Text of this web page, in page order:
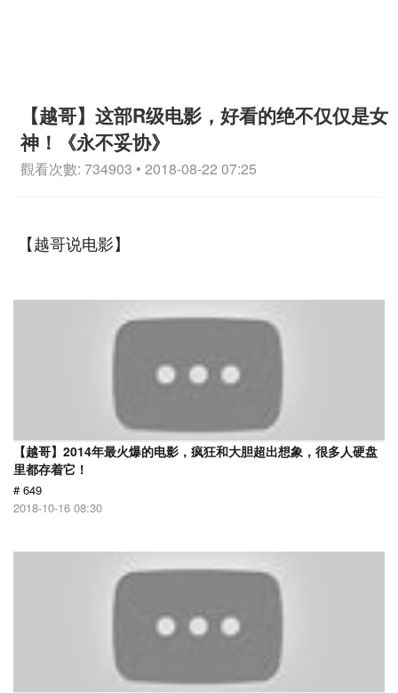
【越哥】这部R级电影，好看的绝不仅仅是女
神！《永不妥协》
觀看次數: 734903 • 2018-08-22 07:25
【越哥说电影】
【越哥】2014年最火爆的电影，疯狂和大胆超出想象，很多人硬盘
里都存着它！
# 649
2018-10-16 08:30